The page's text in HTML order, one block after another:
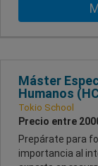
Máster
Humanos
Tokio School
Precio entre
Prepárate para
importancia al